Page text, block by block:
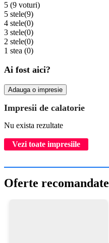
5 (9 voturi)
5 stele(9)
4 stele(0)
3 stele(0)
2 stele(0)
1 stea (0)
Ai fost aici?
Adauga o impresie
Impresii de calatorie
Nu exista rezultate
Vezi toate impresiile
Oferte recomandate